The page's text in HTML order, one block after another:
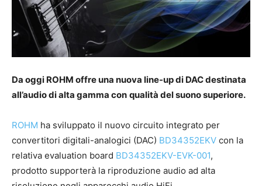
Da oggi ROHM offre una nuova line-up di DAC destinata
all’audio di alta gamma con qualità del suono superiore.
ROHM ha sviluppato il nuovo circuito integrato per
convertitori digitali-analogici (DAC) BD34352EKV con la
relativa evaluation board BD34352EKV-EVK-001,
prodotto supporterà la riproduzione audio ad alta